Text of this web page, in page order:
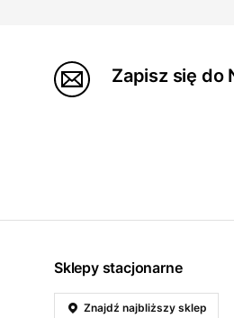
Zapisz się do
Sklepy stacjonarne
Znajdź najbliższy sklep